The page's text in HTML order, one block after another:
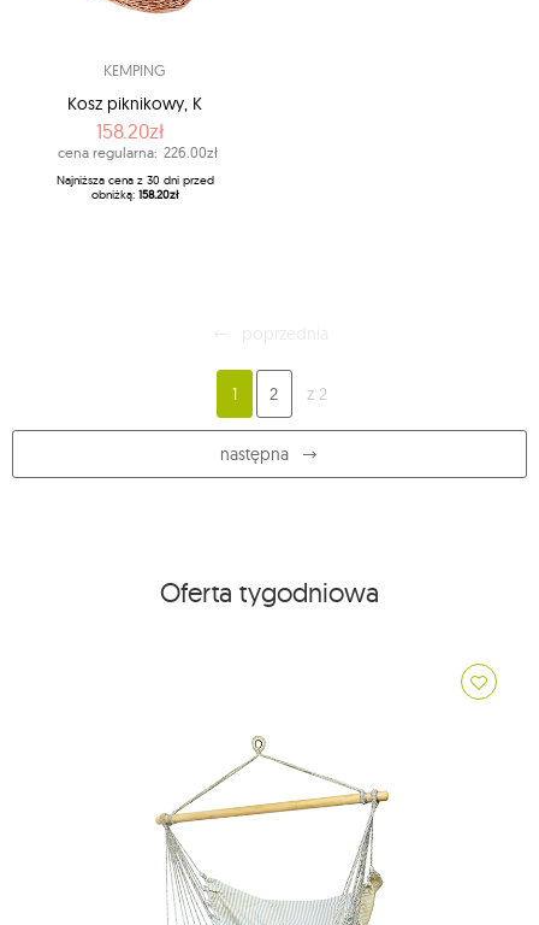
KEMPING
Kosz piknikowy, K
158.20zł
cena regularna: 226.00zł
Najniższa cena z 30 dni przed
obniżką: 158.20zł
1 2 z 2
następna
Oferta tygodniowa